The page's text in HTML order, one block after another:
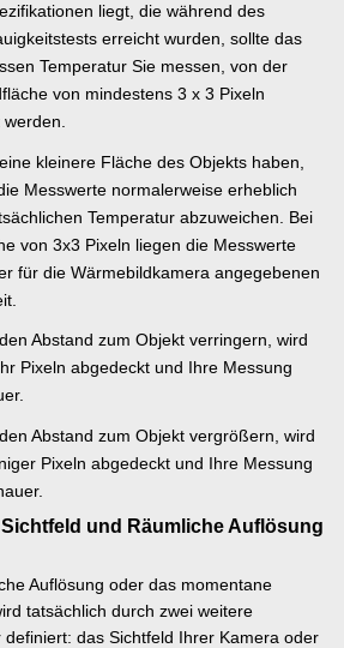
liegt, die während des
erreicht wurden, sollte das
Temperatur Sie messen, von der
von mindestens 3 x 3 Pixeln
kleinere Fläche des Objekts haben,
Messwerte normalerweise erheblich
Temperatur abzuweichen. Bei
von 3x3 Pixeln liegen die Messwerte
für die Wärmebildkamera angegebenen
Abstand zum Objekt verringern, wird
Pixeln abgedeckt und Ihre Messung
Abstand zum Objekt vergrößern, wird
Pixeln abgedeckt und Ihre Messung
Sichtfeld und Räumliche Auflösung
Auflösung oder das momentane
tatsächlich durch zwei weitere
definiert: das Sichtfeld Ihrer Kamera oder